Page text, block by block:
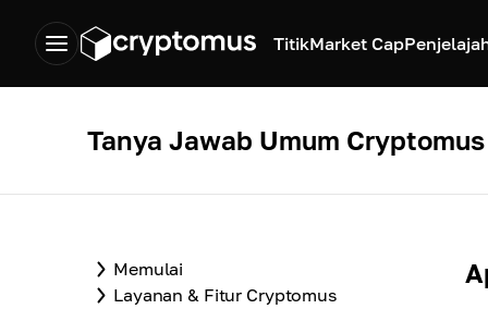
TitikMarket Cap
Tanya Jawab Umum Cryptomus
Memulai
Layanan & Fitur Cryptomus